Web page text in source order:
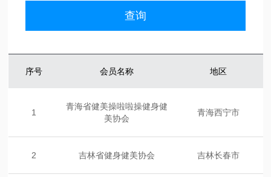
查询
序号 会员名称 地区
1
青海省健美操啦啦操健身健
美协会
青海西宁市
2 吉林省健身健美协会 吉林长春市